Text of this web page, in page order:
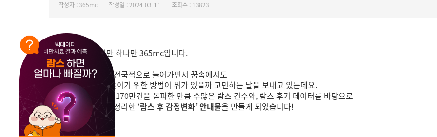
작성자 : 365mc 작성일 : 2024-03-11 조회수 : 13823
안녕하세요, 비만 하나만 365mc입니다.
람스 고객님들이 전국적으로 늘어가면서 꿈속에서도
‘초고객만족’
을 높이기 위한 방법이 뭐가 있을까 고민하는 날을 보내고 있는데요.
누적 람스 보틀수 170만건을 돌파한 만큼 수많은 람스 건수와, 람스 후기 데이터를 바탕으로
시기별 궁금증을 정리한 ‘람스 후 감정변화’ 안내물을 만들게 되었습니다!